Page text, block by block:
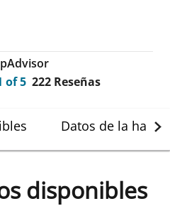
222 Reseñas
Datos de la
disponibles